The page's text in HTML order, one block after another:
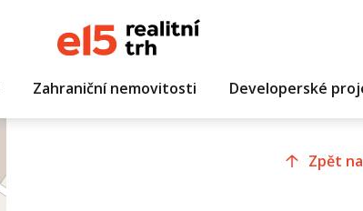
Zahraniční nemovitosti Developerské
Zpět